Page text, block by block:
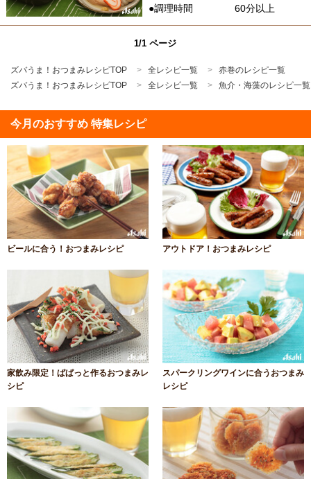
●調理時間
60分以上
1/1 ページ
ズバうま！おつまみレシピTOP 全レシピ一覧
赤巻のレシピ一覧
ズバうま！おつまみレシピTOP
全レシピ一覧 魚介・海藻のレシピ一覧
今月のおすすめ 特集レシピ
ビールに合う！おつまみレシピ アウトドア！おつまみレシピ
家飲み限定！ぱぱっと作るおつまみレ
シピ
スパークリングワインに合うおつまみ
レシピ